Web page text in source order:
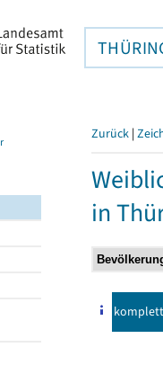
Zurück |
in
komplett